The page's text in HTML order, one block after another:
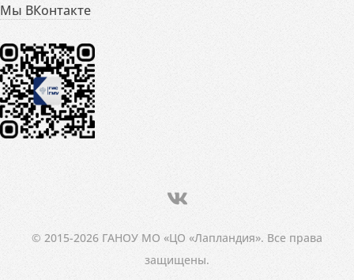
Мы ВКонтакте
© 2015-2026 ГАНОУ МО «ЦО «Лапландия». Все права
защищены.